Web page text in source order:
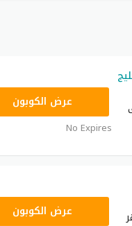
RRF24عرض الكوبون
No Expires
RRF24عرض الكوبون